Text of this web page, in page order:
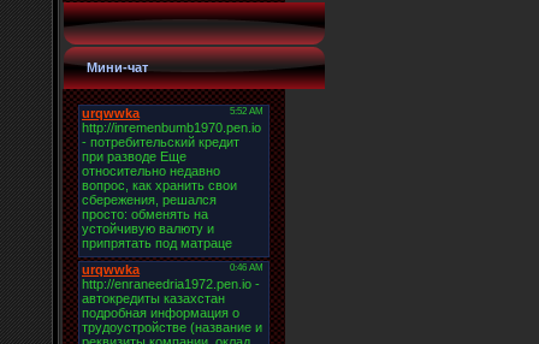
Мини-чат